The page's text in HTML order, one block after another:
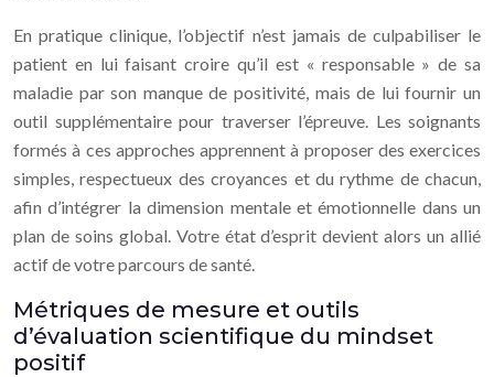
En pratique clinique, l’objectif n’est jamais de culpabiliser le
patient en lui faisant croire qu’il est « responsable » de sa
maladie par son manque de positivité, mais de lui fournir un
outil supplémentaire pour traverser l’épreuve. Les soignants
formés à ces approches apprennent à proposer des exercices
simples, respectueux des croyances et du rythme de chacun,
afin d’intégrer la dimension mentale et émotionnelle dans un
plan de soins global. Votre état d’esprit devient alors un allié
actif de votre parcours de santé.
Métriques de mesure et outils
d’évaluation scientifique du mindset
positif